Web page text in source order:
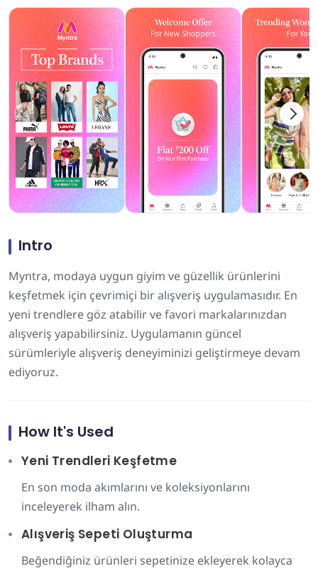
Intro
Myntra, modaya uygun giyim ve güzellik ürünlerini
keşfetmek için çevrimiçi bir alışveriş uygulamasıdır. En
yeni trendlere göz atabilir ve favori markalarınızdan
alışveriş yapabilirsiniz. Uygulamanın güncel
sürümleriyle alışveriş deneyiminizi geliştirmeye devam
ediyoruz.
How It's Used
Yeni Trendleri Keşfetme
En son moda akımlarını ve koleksiyonlarını
inceleyerek ilham alın.
Alışveriş Sepeti Oluşturma
Beğendiğiniz ürünleri sepetinize ekleyerek kolayca